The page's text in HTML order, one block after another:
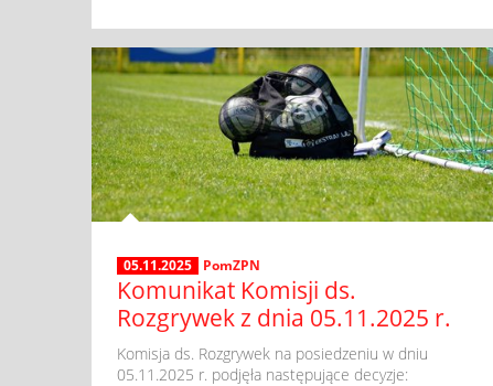
05.11.2025 PomZPN
Komunikat Komisji ds.
Rozgrywek z dnia 05.11.2025 r.
​ Komisja ds. Rozgrywek na posiedzeniu w dniu
05.11.2025 r. podjęła następujące decyzje: